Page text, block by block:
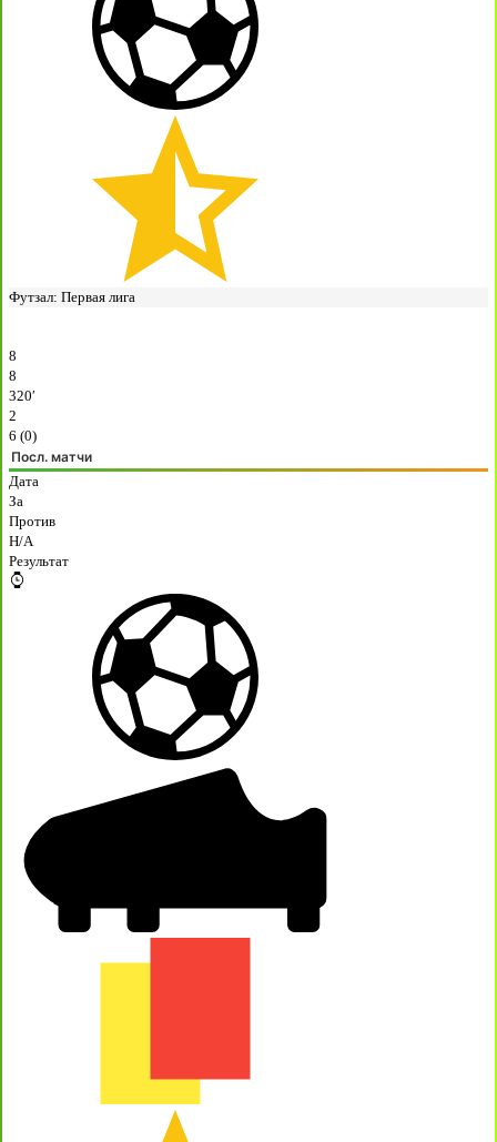
Футзал: Первая лига
8
8
320′
2
6 (0)
Посл. матчи
Дата
За
Против
H/A
Результат